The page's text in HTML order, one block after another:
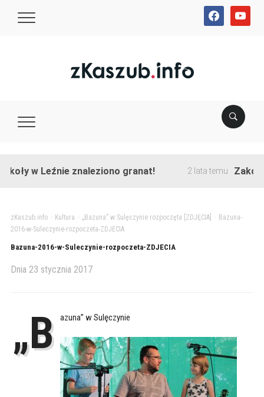
facebookyoutube
w Leźnie znaleziono granat! 2 lata temu
zKaszub.info> Kultura „Bazuna” w Sulęczynie rozpoczęta [ZDJĘCIA]
Bazuna-
2016-w-Suleczynie-rozpoczeta-ZDJECIA
Bazuna-2016-w-Suleczynie-rozpoczeta-ZDJECIA
Dnia 23 stycznia 2017
„B azuna” w Sulęczynie